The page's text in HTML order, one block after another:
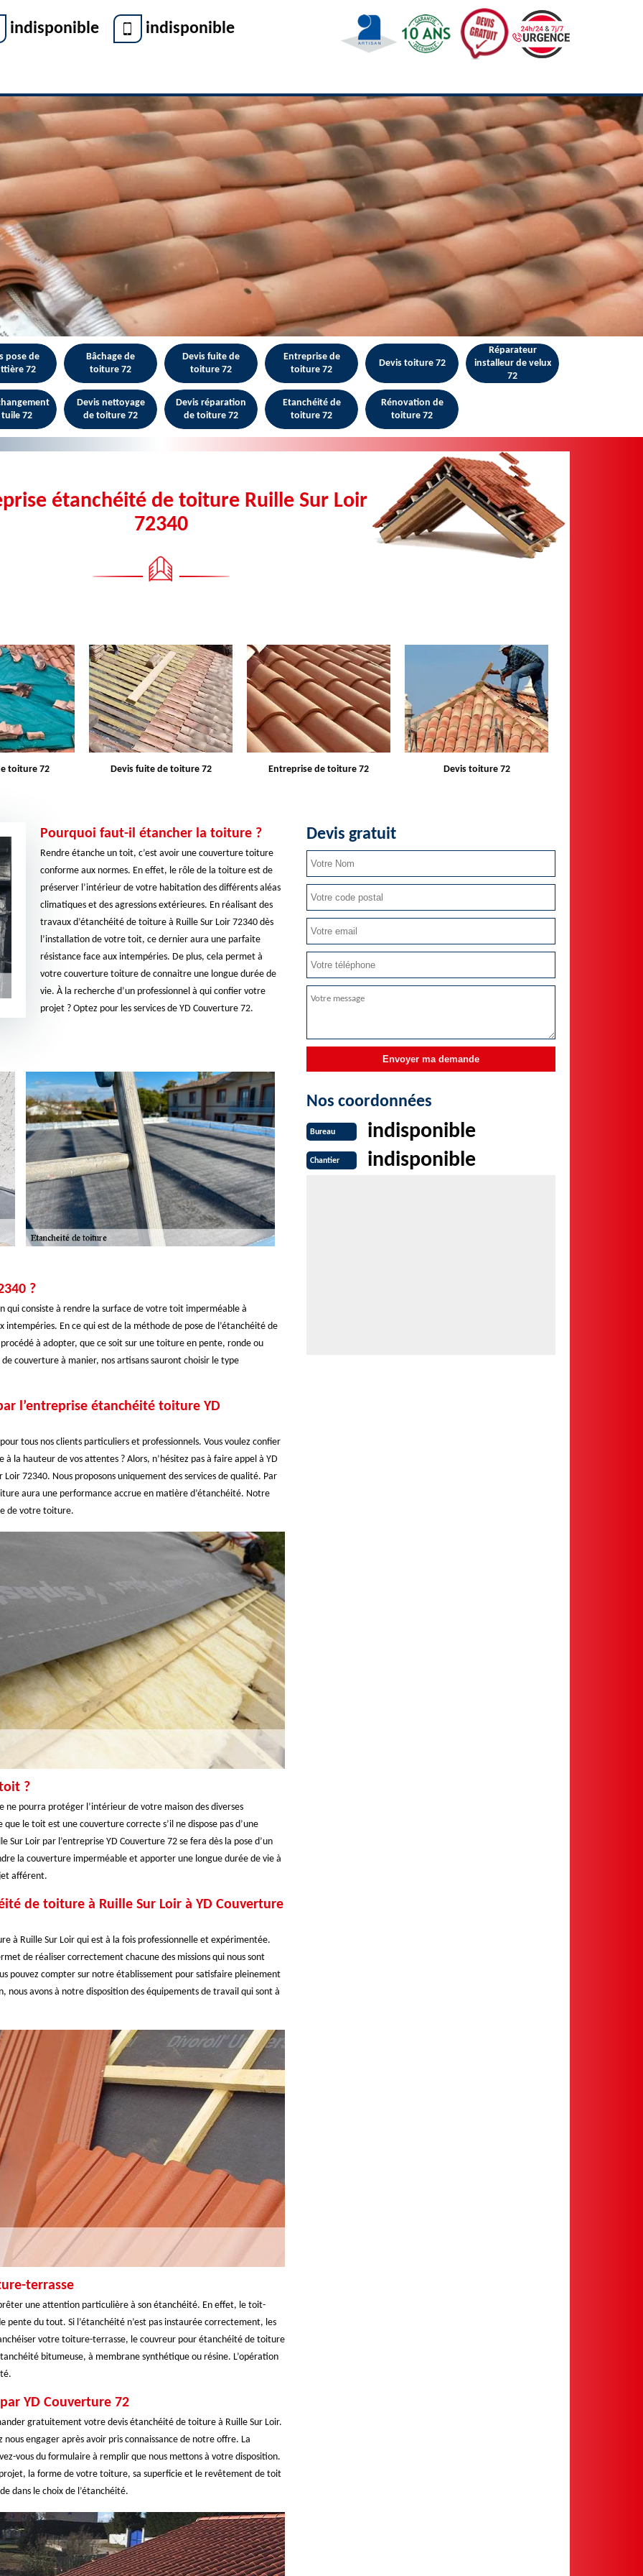
indisponible indisponible
pose de
72
Bâchage de
toiture 72
Devis fuite de
toiture 72
Entreprise de
toiture 72
Devis toiture 72
Réparateur
installeur de velux
72
72
Devis nettoyage
de toiture 72
Devis réparation
de toiture 72
Etanchéité de
toiture 72
Rénovation de
toiture 72
étanchéité de toiture Ruille Sur Loir
72340
toiture 72 Devis fuite de toiture 72 Entreprise de toiture 72 Devis toiture 72
Pourquoi faut-il étancher la toiture ?
Rendre étanche un toit, c’est avoir une couverture toiture
conforme aux normes. En effet, le rôle de la toiture est de
préserver l’intérieur de votre habitation des différents aléas
climatiques et des agressions extérieures. En réalisant des
travaux d’étanchéité de toiture à Ruille Sur Loir 72340 dès
l’installation de votre toit, ce dernier aura une parfaite
résistance face aux intempéries. De plus, cela permet à
votre couverture toiture de connaitre une longue durée de
vie. À la recherche d’un professionnel à qui confier votre
projet ? Optez pour les services de YD Couverture 72.
?
qui consiste à rendre la surface de votre toit imperméable à
En ce qui est de la méthode de pose de l’étanchéité de
à adopter, que ce soit sur une toiture en pente, ronde ou
couverture à manier, nos artisans sauront choisir le type
l’entreprise étanchéité toiture YD
tous nos clients particuliers et professionnels. Vous voulez confier
la hauteur de vos attentes ? Alors, n’hésitez pas à faire appel à YD
72340. Nous proposons uniquement des services de qualité. Par
aura une performance accrue en matière d’étanchéité. Notre
de votre toiture.
?
pourra protéger l’intérieur de votre maison des diverses
le toit est une couverture correcte s’il ne dispose pas d’une
Loir par l’entreprise YD Couverture 72 se fera dès la pose d’un
la couverture imperméable et apporter une longue durée de vie à
afférent.
de toiture à Ruille Sur Loir à YD Couverture
à Ruille Sur Loir qui est à la fois professionnelle et expérimentée.
de réaliser correctement chacune des missions qui nous sont
pouvez compter sur notre établissement pour satisfaire pleinement
nous avons à notre disposition des équipements de travail qui sont à
terrasse
une attention particulière à son étanchéité. En effet, le toit-
pente du tout. Si l’étanchéité n’est pas instaurée correctement, les
votre toiture-terrasse, le couvreur pour étanchéité de toiture
bitumeuse, à membrane synthétique ou résine. L’opération
YD Couverture 72
gratuitement votre devis étanchéité de toiture à Ruille Sur Loir.
engager après avoir pris connaissance de notre offre. La
vous du formulaire à remplir que nous mettons à votre disposition.
la forme de votre toiture, sa superficie et le revêtement de toit
dans le choix de l’étanchéité.
Devis gratuit
Nos coordonnées
Bureau indisponible
Chantier indisponible